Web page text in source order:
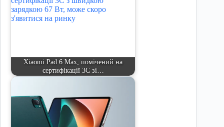
Xiaomi Pad 6 Max, помічений на
сертифікації 3C зі…